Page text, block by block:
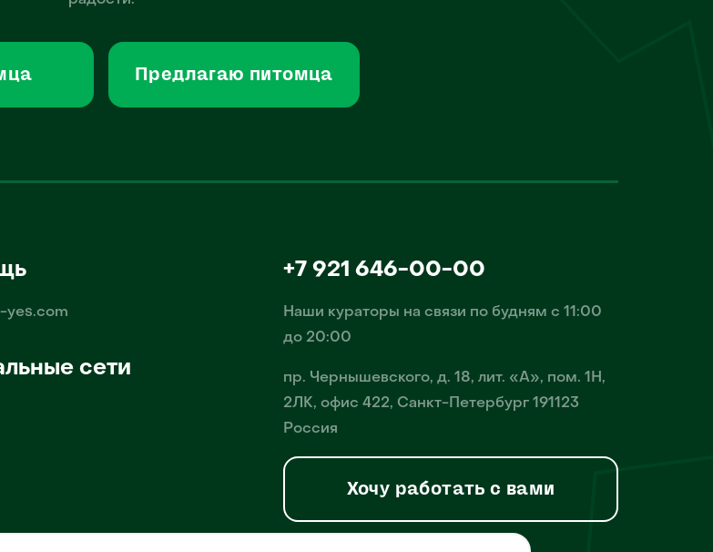
Предлагаю питомца
yes.com
сети
+7 921 646-00-00
Наши кураторы на связи по будням с 11:00
до 20:00
пр. Чернышевского, д. 18, лит. «А», пом. 1Н,
2ЛК, офис 422, Санкт-Петербург 191123
Россия
Хочу работать с вами